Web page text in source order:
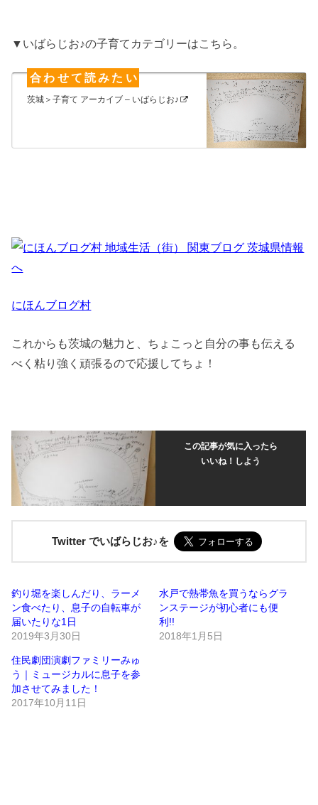
▼いばらじお♪の子育てカテゴリーはこちら。
茨城＞子育て アーカイブ – いばらじお♪
にほんブログ村
これからも茨城の魅力と、ちょこっと自分の事も伝える
べく粘り強く頑張るので応援してちょ！
この記事が気に入ったら
いいね！しよう
Twitter でいばらじお♪を
釣り堀を楽しんだり、ラーメ
ン食べたり、息子の自転車が
届いたりな1日
2019年3月30日
水戸で熱帯魚を買うならグラ
ンステージが初心者にも便
利!!
2018年1月5日
住民劇団演劇ファミリーみゅ
う｜ミュージカルに息子を参
加させてみました！
2017年10月11日